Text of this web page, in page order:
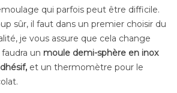
qui parfois peut être difficile.
sûr, il faut dans un premier choisir du
je vous assure que cela change
un moule demi-sphère en inox
et un thermomètre pour le